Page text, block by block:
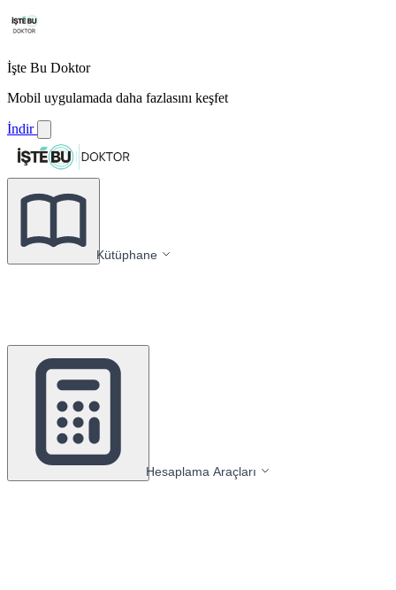
İşte Bu Doktor
Mobil uygulamada daha fazlasını keşfet
İndir
Kütüphane
Hesaplama Araçları